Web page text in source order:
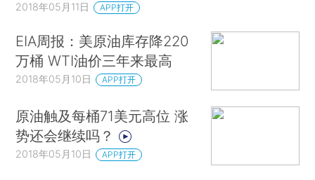
2018年05月11日 APP打开
EIA周报：美原油库存降220
万桶 WTI油价三年来最高
2018年05月10日 APP打开
原油触及每桶71美元高位 涨
势还会继续吗？
2018年05月10日 APP打开